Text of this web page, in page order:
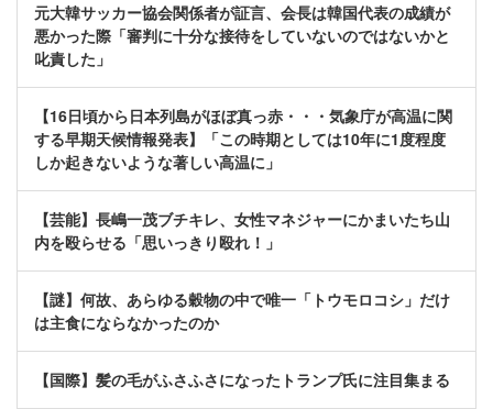
元大韓サッカー協会関係者が証言、会長は韓国代表の成績が
悪かった際「審判に十分な接待をしていないのではないかと
叱責した」
【16日頃から日本列島がほぼ真っ赤・・・気象庁が高温に関
する早期天候情報発表】「この時期としては10年に1度程度
しか起きないような著しい高温に」
【芸能】長嶋一茂ブチキレ、女性マネジャーにかまいたち山
内を殴らせる「思いっきり殴れ！」
【謎】何故、あらゆる穀物の中で唯一「トウモロコシ」だけ
は主食にならなかったのか
【国際】髪の毛がふさふさになったトランプ氏に注目集まる